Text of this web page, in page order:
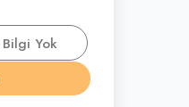
Bilgi Yok